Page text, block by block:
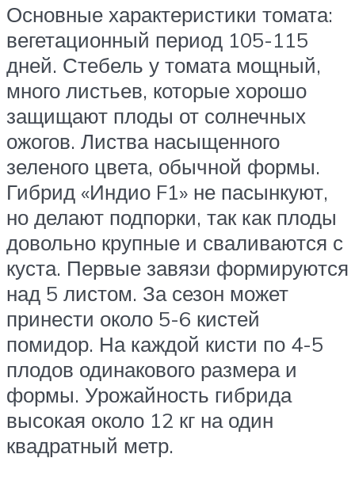
Основные характеристики томата:
вегетационный период 105-115
дней. Стебель у томата мощный,
много листьев, которые хорошо
защищают плоды от солнечных
ожогов. Листва насыщенного
зеленого цвета, обычной формы.
Гибрид «Индио F1» не пасынкуют,
но делают подпорки, так как плоды
довольно крупные и сваливаются с
куста. Первые завязи формируются
над 5 листом. За сезон может
принести около 5-6 кистей
помидор. На каждой кисти по 4-5
плодов одинакового размера и
формы. Урожайность гибрида
высокая около 12 кг на один
квадратный метр.